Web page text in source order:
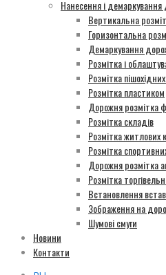
Нанесення і
Вертикальна
Горизонтальна
Демаркування
Розмітка і
Розмітка
Розмітка пластиком
Дорожня розмітка
Розмітка складів
Розмітка житлових
Розмітка
Дорожня розмітка
Розмітка
Встановлення
Зображення на
Шумові смуги
Новини
Контакти